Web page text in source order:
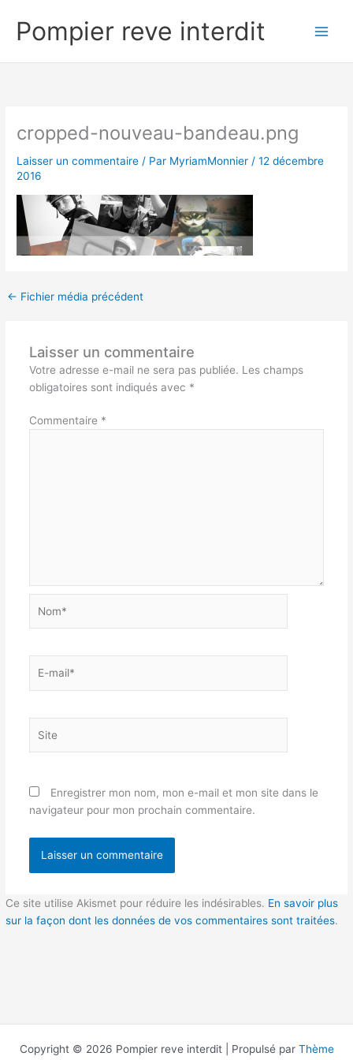
contenu
Pompier reve interdit
cropped-nouveau-bandeau.png
Laisser un commentaire / Par MyriamMonnier /12 décembre
2016
← Fichier média précédent
Laisser un commentaire
Votre adresse e-mail ne sera pas publiée. Les champs
obligatoires sont indiqués avec *
Commentaire *
mail*
Enregistrer mon nom, mon e-mail et mon site dans le
navigateur pour mon prochain commentaire.
Ce site utilise Akismet pour réduire les indésirables. En savoir plus
sur la façon dont les données de vos commentaires sont traitées.
Copyright © 2026 Pompier reve interdit | Propulsé par Thème